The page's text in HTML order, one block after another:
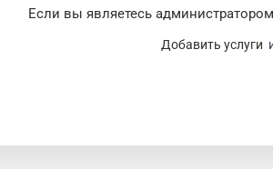
Если вы являетесь
Добавить услуги